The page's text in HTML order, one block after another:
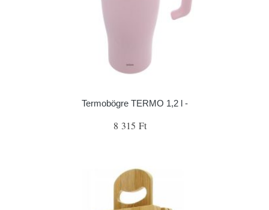
Termobögre TERMO 1,2 l -
8 315 Ft